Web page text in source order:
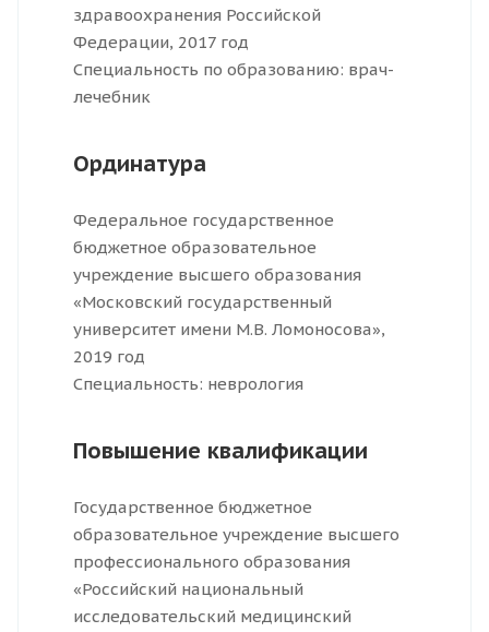
здравоохранения Российской
Федерации, 2017 год
Специальность по образованию: врач-
лечебник
Ординатура
Федеральное государственное
бюджетное образовательное
учреждение высшего образования
«Московский государственный
университет имени М.В. Ломоносова»,
2019 год
Специальность: неврология
Повышение квалификации
Государственное бюджетное
образовательное учреждение высшего
профессионального образования
«Российский национальный
исследовательский медицинский